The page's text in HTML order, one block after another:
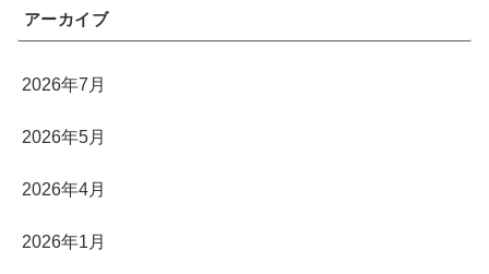
アーカイブ
2026年7月
2026年5月
2026年4月
2026年1月